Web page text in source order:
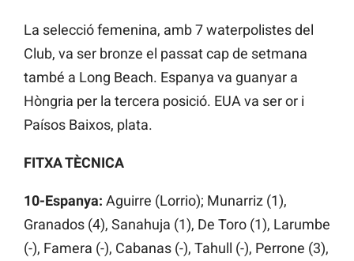
La selecció femenina, amb 7 waterpolistes del
Club, va ser bronze el passat cap de setmana
també a Long Beach. Espanya va guanyar a
Hòngria per la tercera posició. EUA va ser or i
Paísos Baixos, plata.
FITXA TÈCNICA
10-Espanya: Aguirre (Lorrio); Munarriz (1),
Granados (4), Sanahuja (1), De Toro (1), Larumbe
(-), Famera (-), Cabanas (-), Tahull (-), Perrone (3),